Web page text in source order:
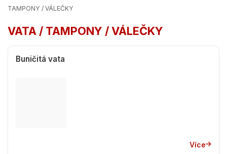
TAMPONY / VÁLEČKY
VATA / TAMPONY / VÁLEČKY
Buničitá vata
Více